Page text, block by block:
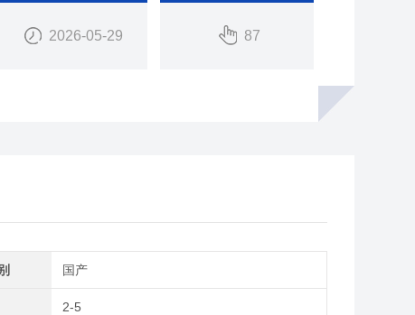
2026-05-29 87
国产
2-5